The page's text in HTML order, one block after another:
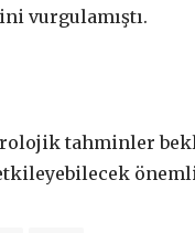
vurgulamıştı.
tahminler